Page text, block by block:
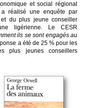
et social régional
réalisé une enquête par
du plus jeune conseiller
ligérienne. Le CESR
ils se sont engagés au
a été de 25 % pour les
jeunes conseillers